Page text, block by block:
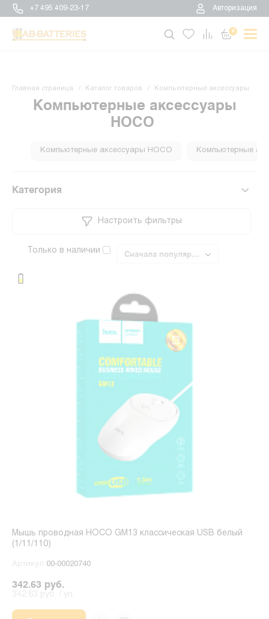
+7 495 409-23-17 Авторизация
0
Главная страница Каталог товаров Компьютерные аксессуары
Компьютерные аксессуары
HOCO
Компьютерные аксессуары HOCO Компьютерные
Категория
Настроить фильтры
Только в наличии Сначала популярные
Мышь проводная HOCO GM13 классическая USB белый
(1/11/110)
Артикул 00-00020740
342.63 руб.